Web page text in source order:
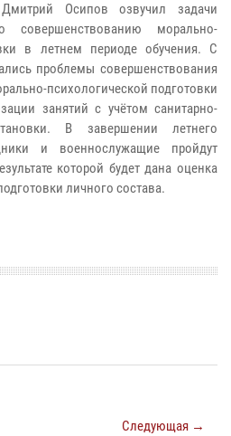
Осипов озвучил задачи
совершенствованию морально-
в летнем периоде обучения. С
проблемы совершенствования
психологической подготовки
занятий с учётом санитарно-
В завершении летнего
и военнослужащие пройдут
которой будет дана оценка
личного состава.
Следующая →